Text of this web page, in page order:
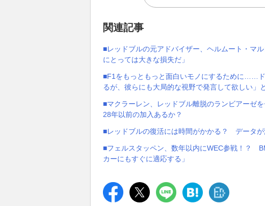
関連記事
■レッドブルの元アドバイザー、ヘルムート・マ
にとっては大きな損失だ」
■F1をもっともっと面白いモノにするために……
るが、彼らにも大局的な視野で発言して欲しい」
■マクラーレン、レッドブル離脱のランビアーゼ
28年以前の加入あるか？
■レッドブルの復活には時間がかかる？ データ
■フェルスタッペン、数年以内にWEC参戦！？
カーにもすぐに適応する」